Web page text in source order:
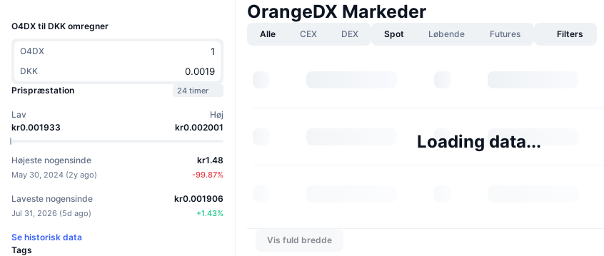
O4DX til DKK omregner
O4DX
DKK
Prispræstation
24 timer
Lav
kr0.001933
Høj
kr0.002001
Højeste nogensinde
May 30, 2024 (2y ago)
kr1.48
-99.87%
Laveste nogensinde
Jul 31, 2026 (5d ago)
kr0.001906
+1.43%
Se historisk data
Tags
OrangeDX Markeder
Alle CEX DEX Spot Løbende Futures Filters
Loading data...
Vis fuld bredde